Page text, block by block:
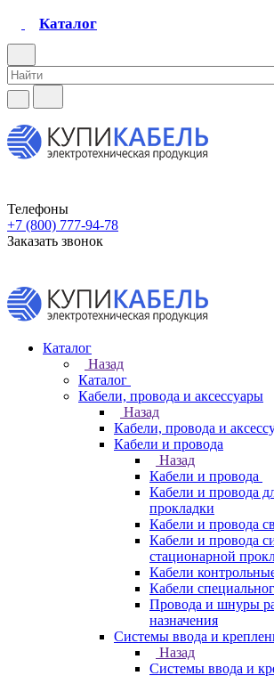
Каталог
Телефоны
+7 (800) 777-94-78
Заказать звонок
Каталог
Назад
Каталог
Кабели, провода и аксессуары
Назад
Кабели, провода и
Кабели и провода
Назад
Кабели и провода
Кабели и провода
прокладки
Кабели и провода
Кабели и провода
стационарной
Кабели
Кабели
Провода и шнуры
назначения
Системы ввода и
Назад
Системы ввода и